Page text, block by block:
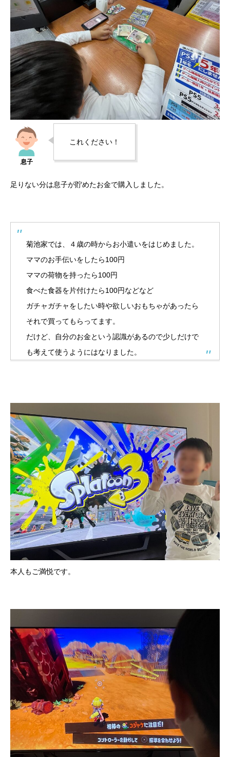
これください！
足りない分は息子が貯めたお金で購入しました。
菊池家では、４歳の時からお小遣いをはじめました。
ママのお手伝いをしたら100円
ママの荷物を持ったら100円
食べた食器を片付けたら100円などなど
ガチャガチャをしたい時や欲しいおもちゃがあったら
それで買ってもらってます。
だけど、自分のお金という認識があるので少しだけで
も考えて使うようにはなりました。
本人もご満悦です。